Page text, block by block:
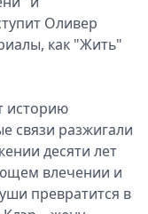
Оливер
как "Жить"
историю
связи разжигали
десяти лет
влечении и
превратится в